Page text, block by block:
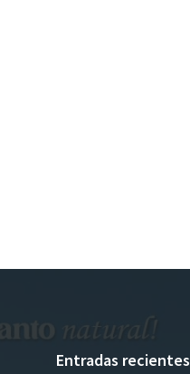
Entradas recientes